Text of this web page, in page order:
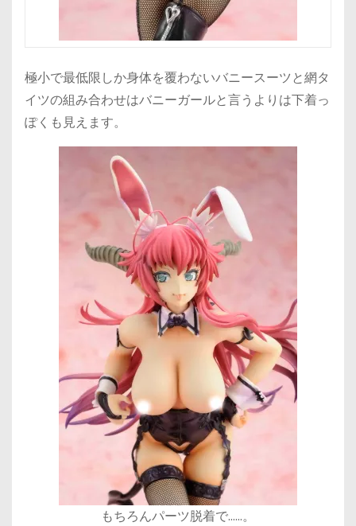
極小で最低限しか身体を覆わないバニースーツと網タ
イツの組み合わせはバニーガールと言うよりは下着っ
ぽくも見えます。
もちろんパーツ脱着で……。